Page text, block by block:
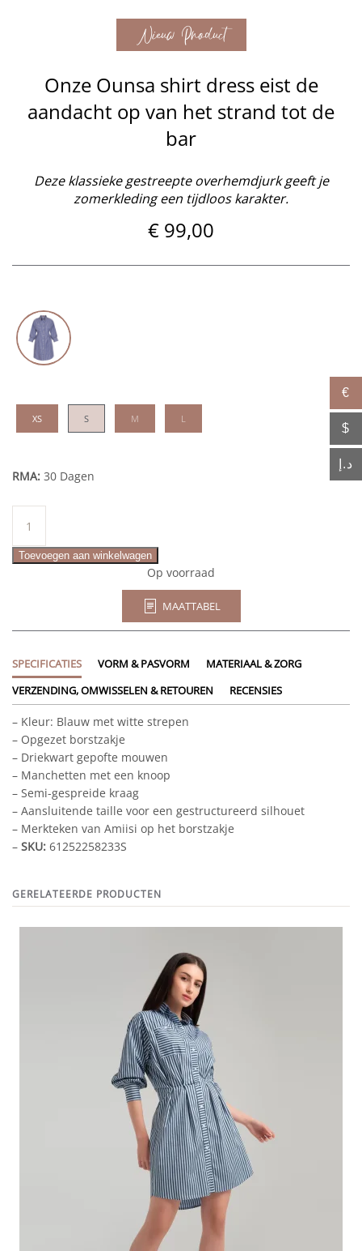
Nieuw Product
Onze Ounsa shirt dress eist de
aandacht op van het strand tot de
bar
Deze klassieke gestreepte overhemdjurk geeft je
zomerkleding een tijdloos karakter.
€ 99,00
XS S M L
RMA: 30 Dagen
aantal
Toevoegen aan winkelwagen
Op voorraad
MAATTABEL
SPECIFICATIES VORM & PASVORM
MATERIAAL & ZORG
VERZENDING, OMWISSELEN & RETOUREN
RECENSIES
– Kleur: Blauw met witte strepen
– Opgezet borstzakje
– Driekwart gepofte mouwen
– Manchetten met een knoop
– Semi-gespreide kraag
– Aansluitende taille voor een gestructureerd silhouet
– Merkteken van Amiisi op het borstzakje
– SKU: 61252258233S
GERELATEERDE PRODUCTEN
€
$
د.إ